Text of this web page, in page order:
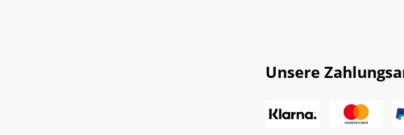
Unsere